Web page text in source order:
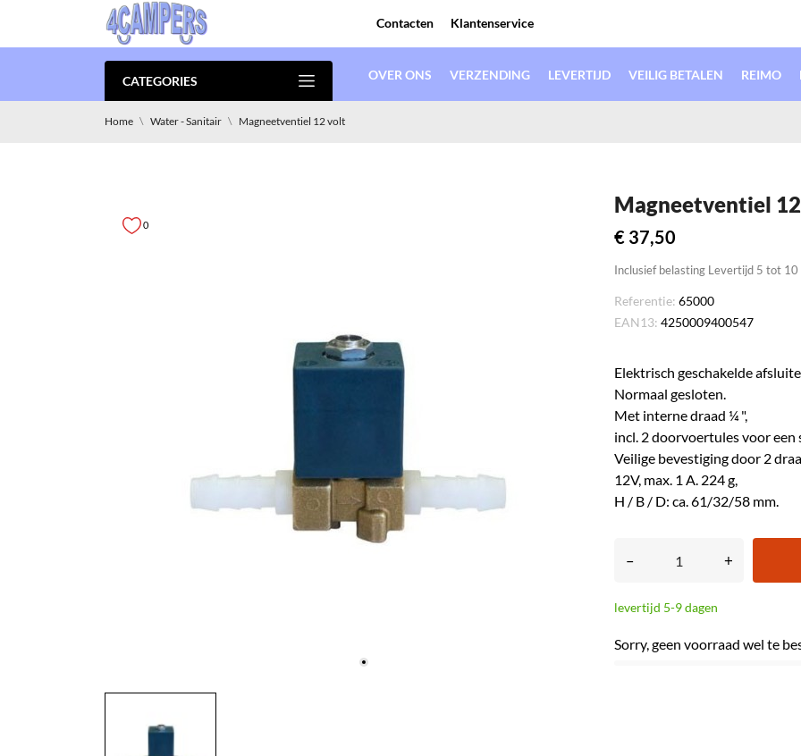
Contacten Klantenservice
CATEGORIES OVER ONS VERZENDING LEVERTIJD VEILIG BETALEN REIMO
Home Water - Sanitair Magneetventiel 12 volt
0
Magneetventiel
€ 37,50
Inclusief belasting Levertijd 5 tot 10
Referentie: 65000
EAN13: 4250009400547
Elektrisch geschakelde
Normaal gesloten.
Met interne draad ¼ ",
incl. 2 doorvoertules voor een
Veilige bevestiging door 2
12V, max. 1 A. 224 g,
H / B / D: ca. 61/32/58 mm.
– +
levertijd 5-9 dagen
Sorry, geen voorraad wel te